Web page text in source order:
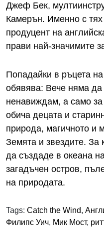
Джеф Бек,
Камерън. Именно с тях
продуцент на
прави най-значимите
Попадайки в ръцета
обявява: Вече няма да
ненавиждам, а само за
обича децата и
природа, магичното и
Земята и звездите. За
да създаде в океана
загадъчен остров,
на природата.
Tags: Catch the Wind,
Филипс Уич, Мик Мост,